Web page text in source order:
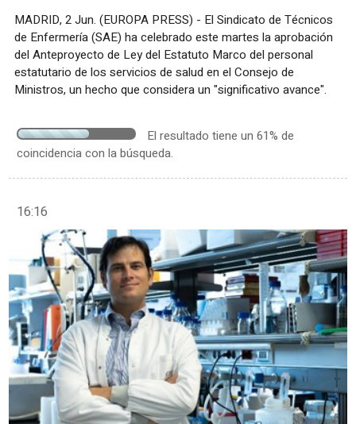
MADRID, 2 Jun. (EUROPA PRESS) - El Sindicato de Técnicos
de Enfermería (SAE) ha celebrado este martes la aprobación
del Anteproyecto de Ley del Estatuto Marco del personal
estatutario de los servicios de salud en el Consejo de
Ministros, un hecho que considera un "significativo avance".
El resultado tiene un 61% de
coincidencia con la búsqueda.
16:16